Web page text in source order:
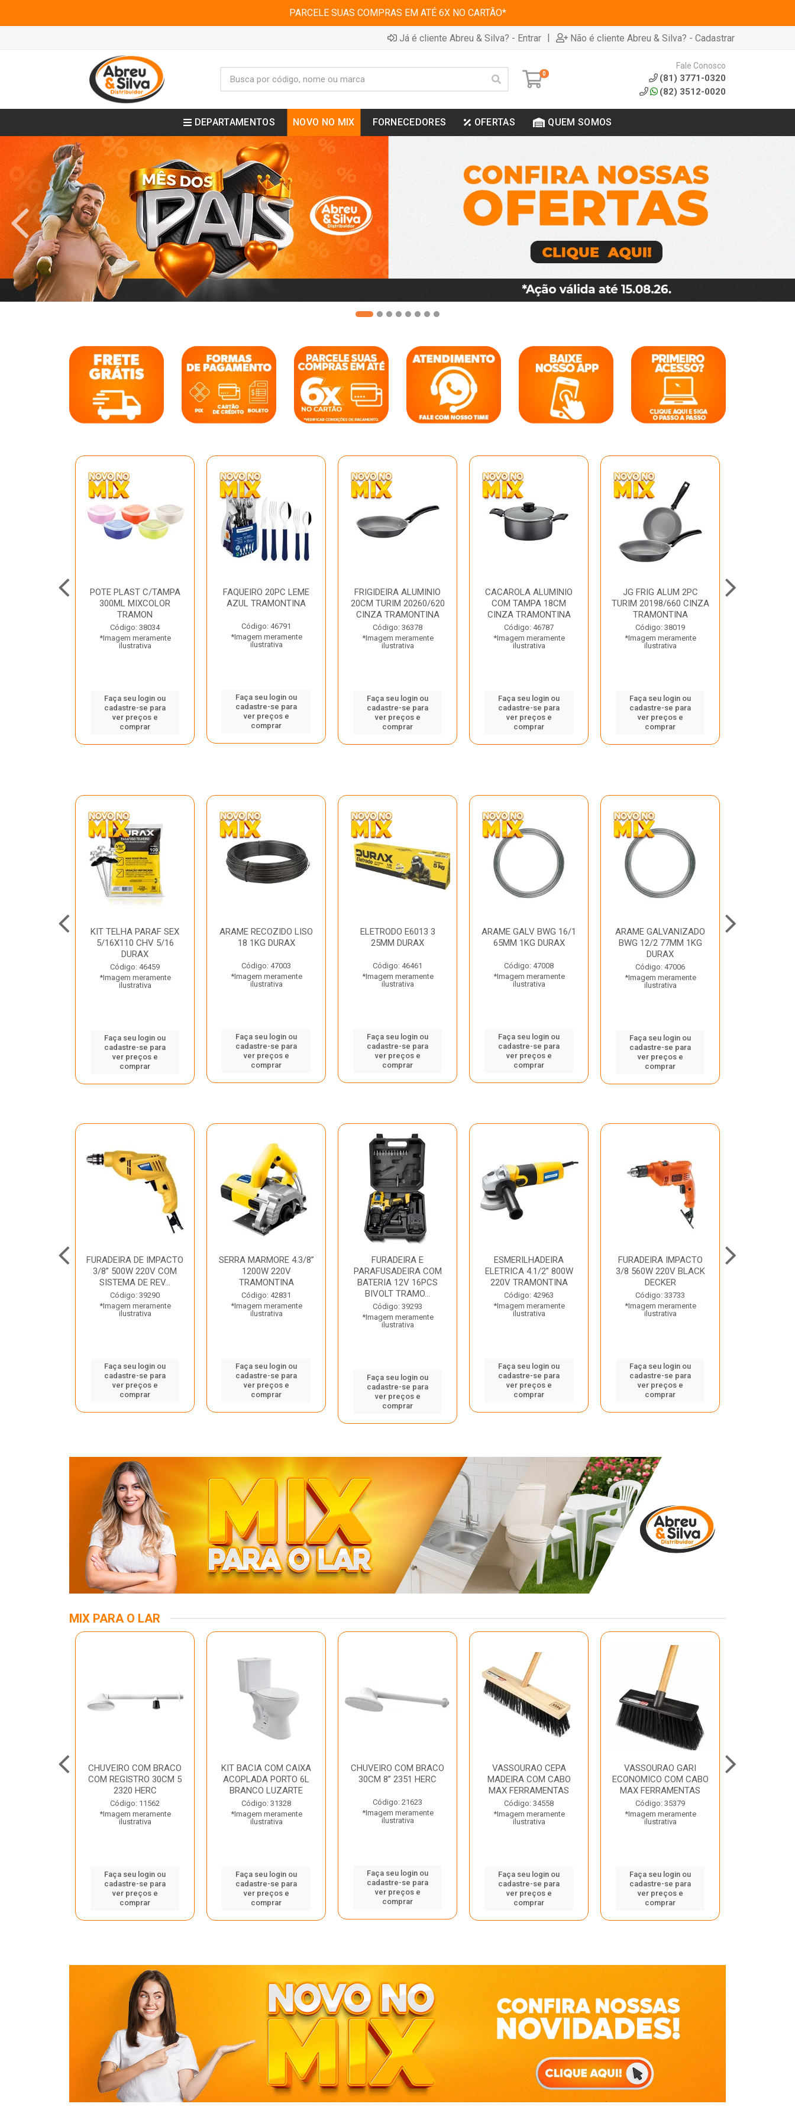
PARCELE SUAS COMPRAS EM ATÉ 6X NO CARTÃO*
Já é cliente Abreu & Silva? - Entrar | Não é cliente Abreu & Silva? - Cadastrar
0
Fale Conosco
(81) 3771-0320
(82) 3512-0020
DEPARTAMENTOS NOVO NO MIX FORNECEDORES OFERTAS QUEM SOMOS
POTE PLAST C/TAMPA
300ML MIXCOLOR
TRAMON
Código: 38034
*Imagem meramente
ilustrativa
Faça seu login ou
cadastre-se para
ver preços e
comprar
FAQUEIRO 20PC LEME
AZUL TRAMONTINA
Código: 46791
*Imagem meramente
ilustrativa
Faça seu login ou
cadastre-se para
ver preços e
comprar
FRIGIDEIRA ALUMINIO
20CM TURIM 20260/620
CINZA TRAMONTINA
Código: 36378
*Imagem meramente
ilustrativa
Faça seu login ou
cadastre-se para
ver preços e
comprar
CACAROLA ALUMINIO
COM TAMPA 18CM
CINZA TRAMONTINA
Código: 46787
*Imagem meramente
ilustrativa
Faça seu login ou
cadastre-se para
ver preços e
comprar
JG FRIG ALUM 2PC
TURIM 20198/660 CINZA
TRAMONTINA
Código: 38019
*Imagem meramente
ilustrativa
Faça seu login ou
cadastre-se para
ver preços e
comprar
KIT TELHA PARAF SEX
5/16X110 CHV 5/16
DURAX
Código: 46459
*Imagem meramente
ilustrativa
Faça seu login ou
cadastre-se para
ver preços e
comprar
ARAME RECOZIDO LISO
18 1KG DURAX
Código: 47003
*Imagem meramente
ilustrativa
Faça seu login ou
cadastre-se para
ver preços e
comprar
ELETRODO E6013 3
25MM DURAX
Código: 46461
*Imagem meramente
ilustrativa
Faça seu login ou
cadastre-se para
ver preços e
comprar
ARAME GALV BWG 16/1
65MM 1KG DURAX
Código: 47008
*Imagem meramente
ilustrativa
Faça seu login ou
cadastre-se para
ver preços e
comprar
ARAME GALVANIZADO
BWG 12/2 77MM 1KG
DURAX
Código: 47006
*Imagem meramente
ilustrativa
Faça seu login ou
cadastre-se para
ver preços e
comprar
FURADEIRA DE IMPACTO
3/8” 500W 220V COM
SISTEMA DE REV...
Código: 39290
*Imagem meramente
ilustrativa
Faça seu login ou
cadastre-se para
ver preços e
comprar
SERRA MARMORE 4.3/8”
1200W 220V
TRAMONTINA
Código: 42831
*Imagem meramente
ilustrativa
Faça seu login ou
cadastre-se para
ver preços e
comprar
FURADEIRA E
PARAFUSADEIRA COM
BATERIA 12V 16PCS
BIVOLT TRAMO...
Código: 39293
*Imagem meramente
ilustrativa
Faça seu login ou
cadastre-se para
ver preços e
comprar
ESMERILHADEIRA
ELETRICA 4.1/2” 800W
220V TRAMONTINA
Código: 42963
*Imagem meramente
ilustrativa
Faça seu login ou
cadastre-se para
ver preços e
comprar
FURADEIRA IMPACTO
3/8 560W 220V BLACK
DECKER
Código: 33733
*Imagem meramente
ilustrativa
Faça seu login ou
cadastre-se para
ver preços e
comprar
MIX PARA O LAR
CHUVEIRO COM BRACO
COM REGISTRO 30CM 5
2320 HERC
Código: 11562
*Imagem meramente
ilustrativa
Faça seu login ou
cadastre-se para
ver preços e
comprar
KIT BACIA COM CAIXA
ACOPLADA PORTO 6L
BRANCO LUZARTE
Código: 31328
*Imagem meramente
ilustrativa
Faça seu login ou
cadastre-se para
ver preços e
comprar
CHUVEIRO COM BRACO
30CM 8” 2351 HERC
Código: 21623
*Imagem meramente
ilustrativa
Faça seu login ou
cadastre-se para
ver preços e
comprar
VASSOURAO CEPA
MADEIRA COM CABO
MAX FERRAMENTAS
Código: 34558
*Imagem meramente
ilustrativa
Faça seu login ou
cadastre-se para
ver preços e
comprar
VASSOURAO GARI
ECONOMICO COM CABO
MAX FERRAMENTAS
Código: 35379
*Imagem meramente
ilustrativa
Faça seu login ou
cadastre-se para
ver preços e
comprar